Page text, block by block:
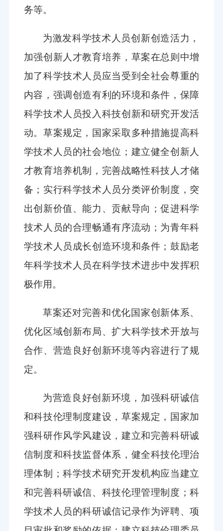
务等。
为激发科学技术人员创新创造活力，
加强创新人才教育培养，草案在总则中增
加了科学技术人员应当受到全社会尊重的
内容，强调创造有利的环境和条件，保障
科学技术人员投入科技创新和研究开发活
动。草案规定，国家采取多种措施提高科
学技术人员的社会地位；建立健全创新人
才教育培养机制，完善战略性科技人才储
备；实行科学技术人员分类评价制度，突
出创新价值、能力、贡献导向；促进科学
技术人员的合理畅通有序流动；为青年科
学技术人员成长创造环境和条件；鼓励老
年科学技术人员在科学技术进步中发挥积
极作用。
草案还对完善和优化国家创新体系、
优化区域创新布局、扩大科学技术开放与
合作、营造良好创新环境等内容进行了规
定。
为营造良好创新环境，加强科研诚信
和科技伦理制度建设，草案规定，国家加
强科研作风学风建设，建立和完善科研诚
信制度和科技监督体系，健全科技伦理治
理体制；科学技术研究开发机构应当建立
和完善科研诚信、科技伦理管理制度；科
学技术人员的科研诚信记录作为评聘、项